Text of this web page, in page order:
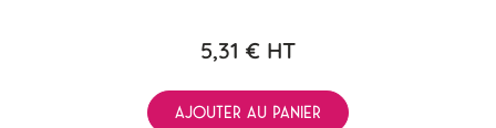
5,31 € HT
AJOUTER AU PANIER